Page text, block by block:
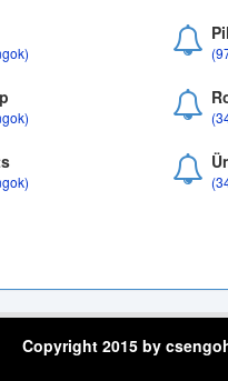
Copyright 2015 by